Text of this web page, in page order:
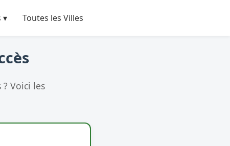
▾ Toutes les Villes
Voici les